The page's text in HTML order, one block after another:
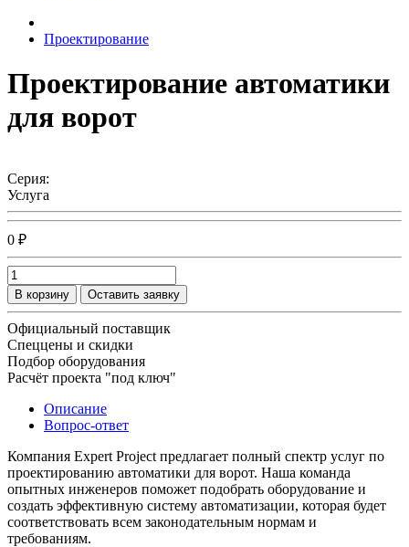
Проектирование
Проектирование автоматики
для ворот
Серия:
Услуга
0 ₽
В корзину Оставить заявку
Официальный поставщик
Спеццены и скидки
Подбор оборудования
Расчёт проекта "под ключ"
Описание
Вопрос-ответ
Компания Expert Project предлагает полный спектр услуг по
проектированию автоматики для ворот. Наша команда
опытных инженеров поможет подобрать оборудование и
создать эффективную систему автоматизации, которая будет
соответствовать всем законодательным нормам и
требованиям.